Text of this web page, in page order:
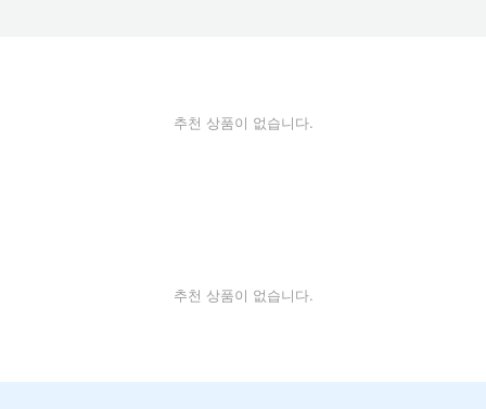
추천 상품이 없습니다.
추천 상품이 없습니다.